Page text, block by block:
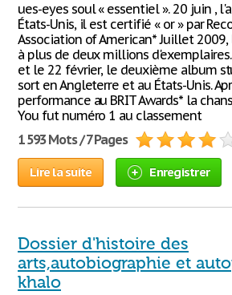
ues-eyes soul « essentiel ». 20 juin ,
États-Unis, il est certifié « or » par
Association of American* Juillet
à plus de deux millions
et le 22 février, le deuxième album
sort en Angleterre et au États-Unis.
performance au BRIT Awards* la
You fut numéro 1 au classement
1 593 Mots / 7 Pages
Lire la suite Enregistrer
Dossier d'histoire des
arts,autobiographie et
khalo